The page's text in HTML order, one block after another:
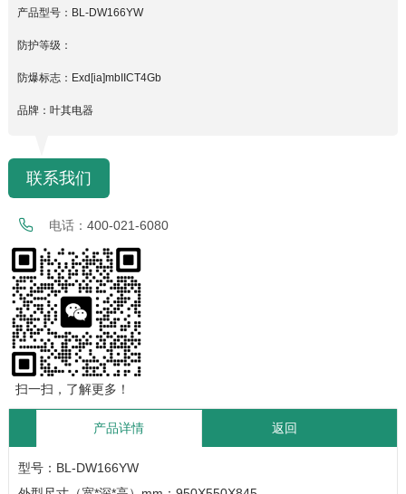
产品型号：BL-DW166YW
防护等级：
防爆标志：Exd[ia]mbIICT4Gb
品牌：叶其电器
联系我们
电话： 400-021-6080
扫一扫，了解更多！
产品详情 返回
型号：BL-DW166YW